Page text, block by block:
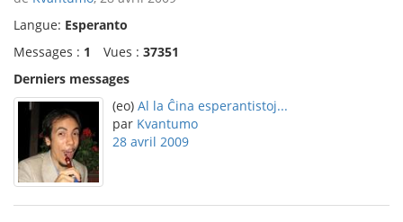
Langue: Esperanto
Messages : 1 Vues : 37351
Derniers messages
(eo) Al la Ĉina esperantistoj...
par Kvantumo
28 avril 2009